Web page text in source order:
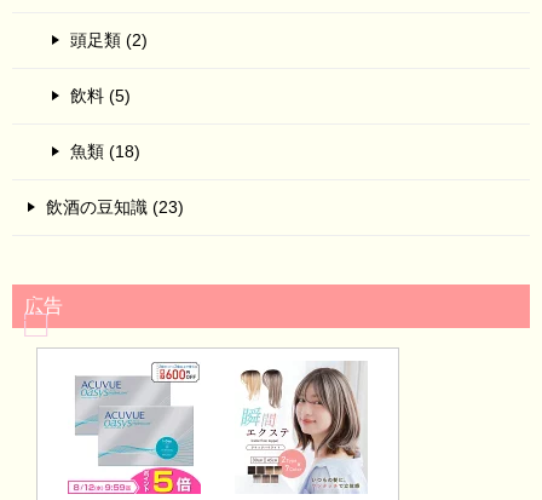
頭足類 (2)
飲料 (5)
魚類 (18)
飲酒の豆知識 (23)
広告